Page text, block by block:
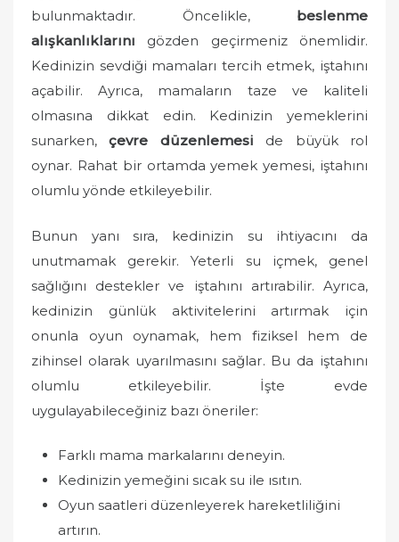
bulunmaktadır. Öncelikle, beslenme
alışkanlıklarını gözden geçirmeniz önemlidir.
Kedinizin sevdiği mamaları tercih etmek, iştahını
açabilir. Ayrıca, mamaların taze ve kaliteli
olmasına dikkat edin. Kedinizin yemeklerini
sunarken,çevre düzenlemesi de büyük rol
oynar. Rahat bir ortamda yemek yemesi, iştahını
olumlu yönde etkileyebilir.
Bunun yanı sıra, kedinizin su ihtiyacını da
unutmamak gerekir. Yeterli su içmek, genel
sağlığını destekler ve iştahını artırabilir. Ayrıca,
kedinizin günlük aktivitelerini artırmak için
onunla oyun oynamak, hem fiziksel hem de
zihinsel olarak uyarılmasını sağlar. Bu da iştahını
olumlu etkileyebilir. İşte evde
uygulayabileceğiniz bazı öneriler:
Farklı mama markalarını deneyin.
Kedinizin yemeğini sıcak su ile ısıtın.
Oyun saatleri düzenleyerek hareketliliğini
artırın.